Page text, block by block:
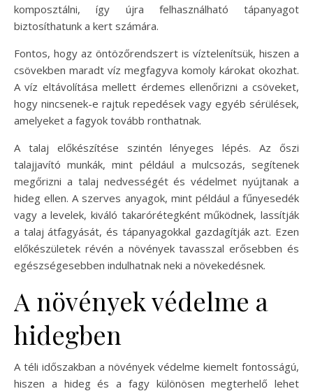
komposztálni, így újra felhasználható tápanyagot
biztosíthatunk a kert számára.
Fontos, hogy az öntözőrendszert is víztelenítsük, hiszen a
csövekben maradt víz megfagyva komoly károkat okozhat.
A víz eltávolítása mellett érdemes ellenőrizni a csöveket,
hogy nincsenek-e rajtuk repedések vagy egyéb sérülések,
amelyeket a fagyok tovább ronthatnak.
A talaj előkészítése szintén lényeges lépés. Az őszi
talajjavító munkák, mint például a mulcsozás, segítenek
megőrizni a talaj nedvességét és védelmet nyújtanak a
hideg ellen. A szerves anyagok, mint például a fűnyesedék
vagy a levelek, kiváló takarórétegként működnek, lassítják
a talaj átfagyását, és tápanyagokkal gazdagítják azt. Ezen
előkészületek révén a növények tavasszal erősebben és
egészségesebben indulhatnak neki a növekedésnek.
A növények védelme a
hidegben
A téli időszakban a növények védelme kiemelt fontosságú,
hiszen a hideg és a fagy különösen megterhelő lehet